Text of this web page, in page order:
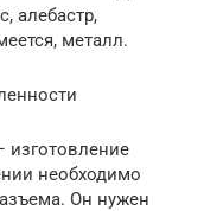
алебастр,
металл.
изготовление
необходимо
Он нужен